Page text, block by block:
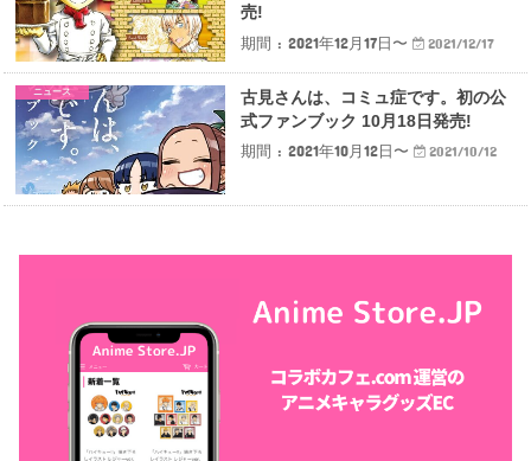
売!
期間 : 2021年12月17日〜
2021/12/17
ニュース
古見さんは、コミュ症です。初の公
式ファンブック 10月18日発売!
期間 : 2021年10月12日〜
2021/10/12